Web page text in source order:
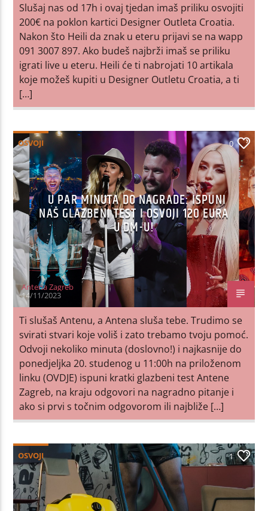
Slušaj nas od 17h i ovaj tjedan imaš priliku osvojiti
200€ na poklon kartici Designer Outleta Croatia.
Nakon što Heili da znak u eteru prijavi se na wapp
091 3007 897. Ako budeš najbrži imaš se priliku
igrati live u eteru. Heili će ti nabrojati 10 artikala
koje možeš kupiti u Designer Outletu Croatia, a ti
[…]
OSVOJI 0
U PAR MINUTA DO NAGRADE: ISPUNI
NAŠ GLAZBENI TEST I OSVOJI 120 EURA
U DM-U!
Antena Zagreb
14/11/2023
Ti slušaš Antenu, a Antena sluša tebe. Trudimo se
svirati stvari koje voliš i zato trebamo tvoju pomoć.
Odvoji nekoliko minuta (doslovno!) i najkasnije do
ponedjeljka 20. studenog u 11:00h na priloženom
linku (OVDJE) ispuni kratki glazbeni test Antene
Zagreb, na kraju odgovori na nagradno pitanje i
ako si prvi s točnim odgovorom ili najbliže […]
OSVOJI 1